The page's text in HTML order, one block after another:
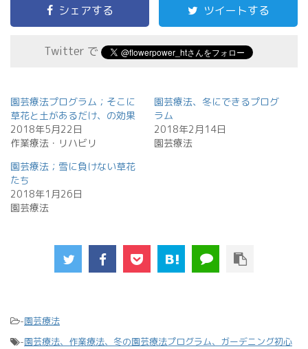
シェアする ツイートする
Twitter で
園芸療法プログラム；そこに
草花と土があるだけ、の効果
2018年5月22日
作業療法・リハビリ
園芸療法、冬にできるプログ
ラム
2018年2月14日
園芸療法
園芸療法；雪に負けない草花
たち
2018年1月26日
園芸療法
-園芸療法
-園芸療法、作業療法、冬の園芸療法プログラム、ガーデニング初心